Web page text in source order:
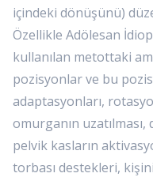
içindeki dönüşünü)
Özellikle Adölesan
kullanılan metottaki
pozisyonlar ve bu
adaptasyonları,
omurganın
pelvik kasların
torbası destekleri,